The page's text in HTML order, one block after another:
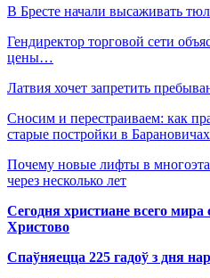
В Бресте начали высаживать
Гендиректор торговой сети
цены…
Латвия хочет запретить
Сносим и перестраиваем: как
старые постройки в Барановичах
Почему новые лифты в
через несколько лет
Сегодня христиане всего
Христово
Спаўняецца 225 гадоў з дня